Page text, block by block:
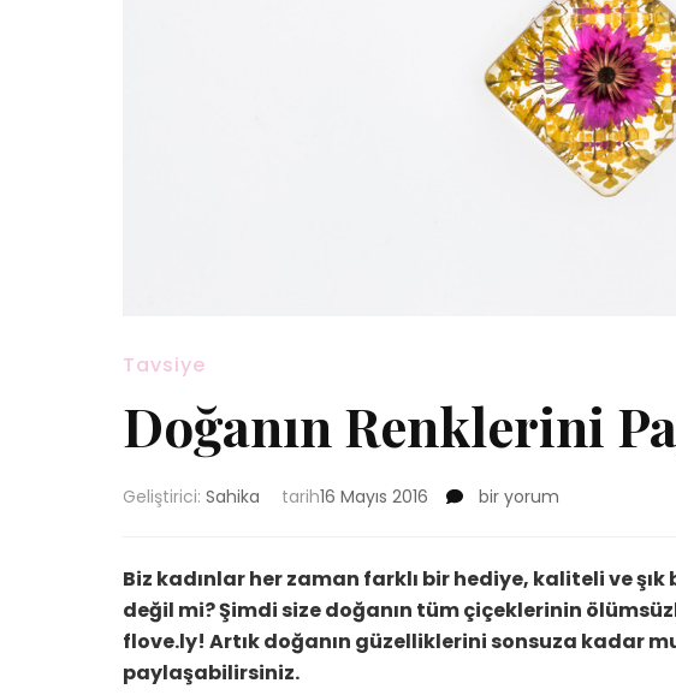
Tavsiye
Doğanın Renklerini
Geliştirici: Sahika tarih16 Mayıs 2016
Doğanın
Vakti
için
bir yorum
Biz kadınlar her zaman farklı bir hediye, kaliteli ve
değil mi? Şimdi size doğanın tüm çiçeklerinin
flove.ly! Artık doğanın güzelliklerini sonsuza kadar
paylaşabilirsiniz.